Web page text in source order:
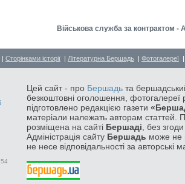
Військова служба за контрактом
| Сторінками історії | Літературна Бершадь | Фотогалереї
Цей сайт - про Бершадь та
безкоштовні оголошення, фотогалереї
підготовлено редакцією газети
матеріали належать авторам статтей.
розміщена на сайті Бершаді , без
Адміністрація сайту Бершадь може не
не несе відповідальності за авторські